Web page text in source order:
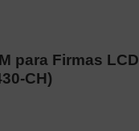
para Firmas
CH)